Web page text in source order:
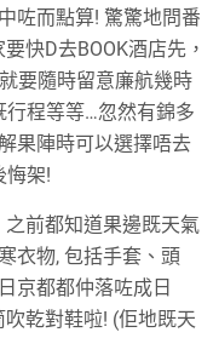
咗而點算!驚驚地問番
要快D去BOOK酒店先，
要隨時留意廉航幾時
行程等等…忽然有錦多
果陣時可以選擇唔去
悔架!
前都知道果邊既天氣
衣物,包括手套、頭
京都都仲落咗成日
吹乾對鞋啦! (佢地既天